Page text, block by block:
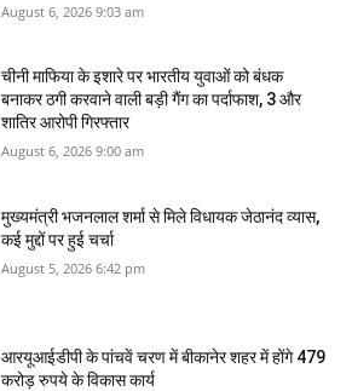
August 6, 2026 9:03 am
​चीनी माफिया के इशारे पर भारतीय युवाओं को बंधक
बनाकर ठगी करवाने वाली बड़ी गैंग का पर्दाफाश, 3 और
शातिर आरोपी गिरफ्तार
August 6, 2026 9:00 am
मुख्यमंत्री भजनलाल शर्मा से मिले विधायक जेठानंद व्यास,
कई मुद्दों पर हुई चर्चा
August 5, 2026 6:42 pm
आरयूआईडीपी के पांचवें चरण में बीकानेर शहर में होंगे 479
करोड़ रुपये के विकास कार्य